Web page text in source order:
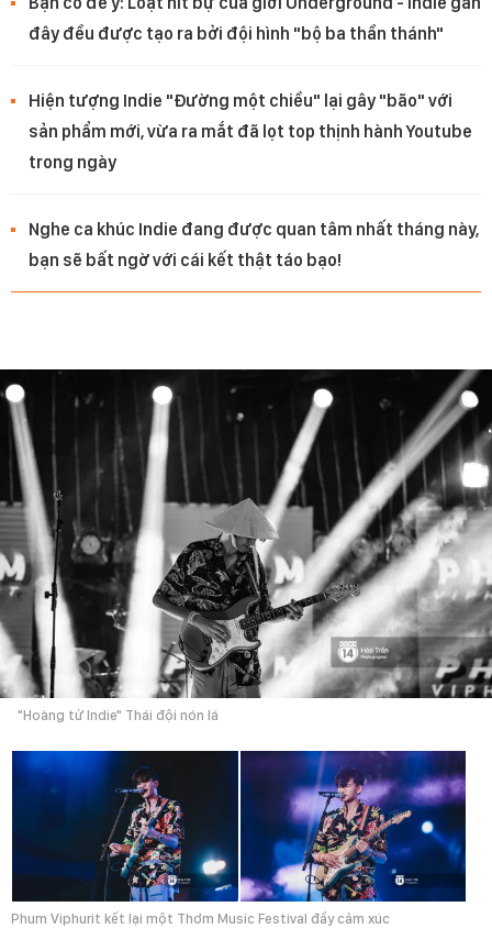
đây đều được tạo ra bởi đội hình "bộ ba thần thánh"
Hiện tượng Indie "Đường một chiều" lại gây "bão" với
sản phẩm mới, vừa ra mắt đã lọt top thịnh hành Youtube
trong ngày
Nghe ca khúc Indie đang được quan tâm nhất tháng này,
bạn sẽ bất ngờ với cái kết thật táo bạo!
"Hoàng tử Indie" Thái đội nón lá
Phum Viphurit kết lại một Thơm Music Festival đầy cảm xúc